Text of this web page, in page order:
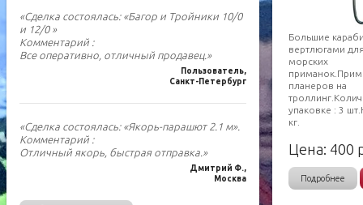
«Сделка состоялась: «Багор и Тройники 10/0
и 12/0 »
Комментарий :
Все оперативно, отличный продавец.»
Пользователь,
Санкт-Петербург
«Сделка состоялась: «Якорь-парашют 2.1 м».
Комментарий :
Отличный якорь, быстрая отправка.»
Дмитрий Ф.,
Москва
Большие
вертлюгами
морских
планеров на
упаковке : 3
кг.
Цена: 400
Подробнее